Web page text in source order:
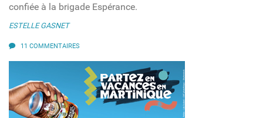
confiée à la brigade Espérance.
ESTELLE GASNET
11 COMMENTAIRES